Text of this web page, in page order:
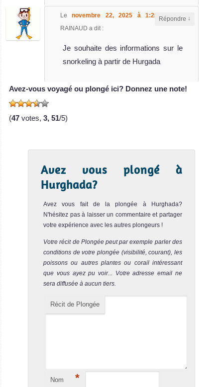
Avis sur le Bateau
de Croisière
MV Miss
Nouran
flotte Sea
Plongée
MY Blue
C’est la réputée
flotte de Blue O
Two qu
MY Blue Fin Avis
sur le Bateau de
Croisière
Emperor
Lenovembre 22, 2025 à 1:28,
Anne
RAINAUD a dit :
Je souhaite des informations sur le
snorkeling à partir de Hurgada
Répondre ↓
Avez-vous voyagé ou plongé ici? Donnez une note!
(47 votes, 3, 51/5)
Avez vous plongé à
Hurghada?
Avez vous fait de la plongée à Hurghada?
N'hésitez pas à laisser un commentaire et partager
votre expérience avec les autres plongeurs !
Votre récit de Plongée peut par exemple parler des
conditions de votre plongée (visibilité, courant), les
poissons ou autres plantes ou corail intéressant
que vous ayez pu voir... Votre adresse email ne
sera diffusée à aucun tiers.
Récit de Plongée
Nom *